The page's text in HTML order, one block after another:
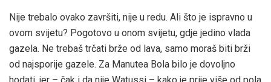
Nije trebalo ovako završiti, nije u redu. Ali što je ispravno u
ovom svijetu? Pogotovo u onom svijetu, gdje jedino vlada
gazela. Ne trebaš trčati brže od lava, samo moraš biti brži
od najsporije gazele. Za Manutea Bola bilo je dovoljno